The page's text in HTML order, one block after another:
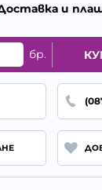
и
бр.